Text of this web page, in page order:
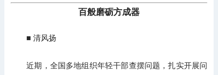
百般磨砺方成器
■ 清风扬
近期，全国多地组织年轻干部查摆问题，扎实开展问